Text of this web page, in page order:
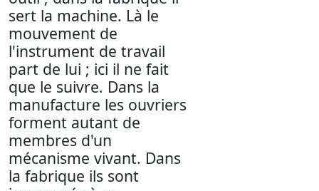
sert la machine. Là le
mouvement de
l'instrument de travail
part de lui ; ici il ne fait
que le suivre. Dans la
manufacture les ouvriers
forment autant de
membres d'un
mécanisme vivant. Dans
la fabrique ils sont